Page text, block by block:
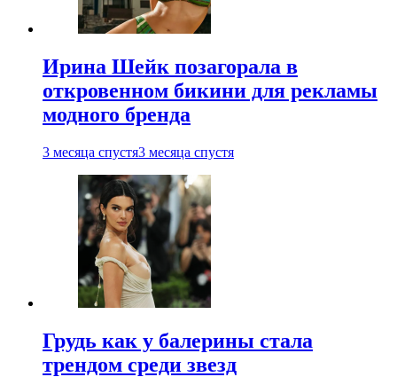
Ирина Шейк позагорала в
откровенном бикини для рекламы
модного бренда
3 месяца спустя3 месяца спустя
Грудь как у балерины стала
трендом среди звезд